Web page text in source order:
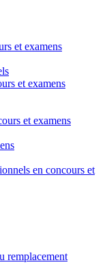
et examens
et examens
et examens
en concours et
remplacement